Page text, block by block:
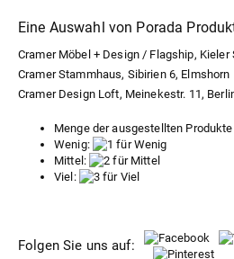
Eine Auswahl von Porada
Cramer Möbel + Design / Flagship, Kieler
Cramer Stammhaus, Sibirien 6, Elmshorn
Cramer Design Loft, Meinekestr. 11,
Menge der ausgestellten
Wenig:
Mittel:
Viel:
Folgen Sie uns auf: